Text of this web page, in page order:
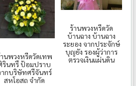
นพวงหรีดวัดเทพ
รินทรื ป้อมปราบ
ากบริษัทศรีจันทร์
สหโอสถ จำกัด
ร้านพวงหรีดวัด
บ้านฉาง บ้านฉาง
ระยอง จากประจักษ์
บุญยัง รองผู้ว่าการ
ตรวจเงินแผ่นดิน